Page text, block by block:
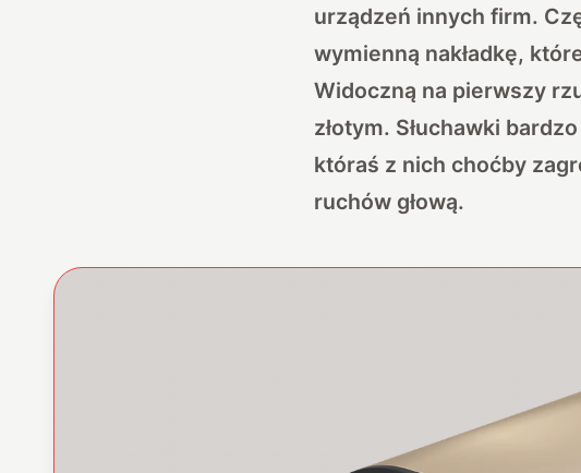
urządzeń innych firm.
wymienną nakładkę,
Widoczną na pierwszy
złotym. Słuchawki
któraś z nich choćby
ruchów głową.